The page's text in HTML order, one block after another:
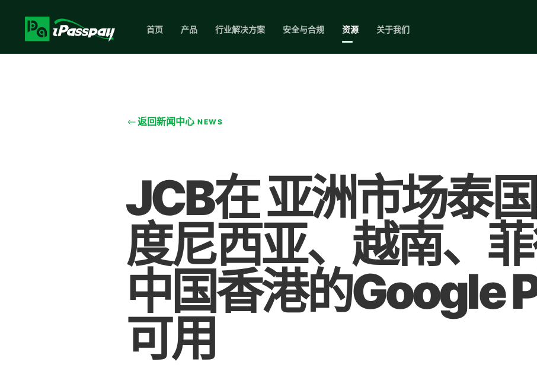
首页 产品 行业解决方案 安全与合规 资源 关于我们
返回新闻中心 NEWS
JCB在 亚洲市场泰
度尼西亚、越南、
中国香港的Google
可用